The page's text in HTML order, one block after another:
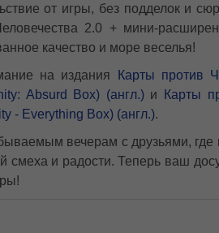
от игры, без подделок и
2.0 + мини-
качество и море веселья!
на издания
Карты против
Absurd Box) (англ.)и
Карты
- Everything Box) (англ.).
вечерам с друзьями,
смеха и радости. Теперь ваш